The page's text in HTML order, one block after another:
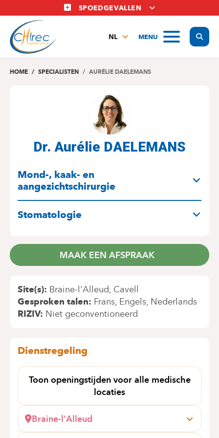
en
naar
inhoud
SPOEDGEVALLEN
MENU
NL
EN
HOME SPECIALISTEN AURÉLIE DAELEMANS
Dr. Aurélie DAELEMANS
Mond-, kaak- en
aangezichtschirurgie
Stomatologie
MAAK EEN AFSPRAAK
Site(s) Braine-l'Alleud Cavell
Gesproken talen Frans Engels Nederlands
RIZIV Niet geconventioneerd
Dienstregeling
Toon openingstijden voor alle medische
locaties
Braine-l'Alleud
Wayez, 35